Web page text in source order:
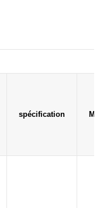
spécification